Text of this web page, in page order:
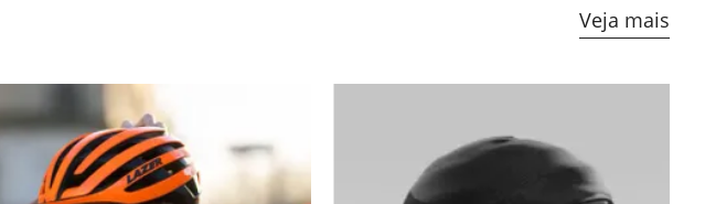
Veja mais